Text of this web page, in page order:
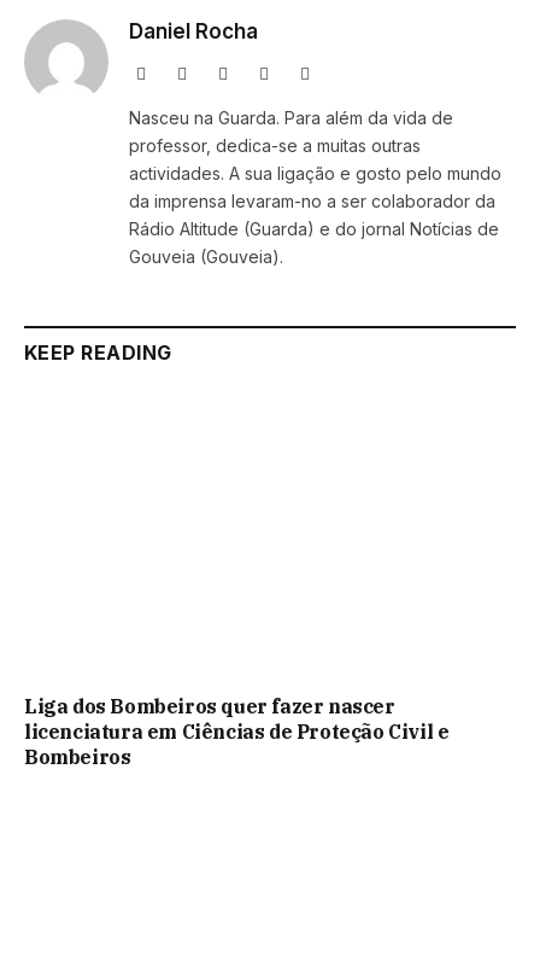
Daniel Rocha
Website Facebook Instagram
Nasceu na Guarda. Para além da vida de
professor, dedica-se a muitas outras
actividades. A sua ligação e gosto pelo mundo
da imprensa levaram-no a ser colaborador da
Rádio Altitude (Guarda) e do jornal Notícias de
Gouveia (Gouveia).
KEEP READING
Liga dos Bombeiros quer fazer nascer
licenciatura em Ciências de Proteção Civil e
Bombeiros